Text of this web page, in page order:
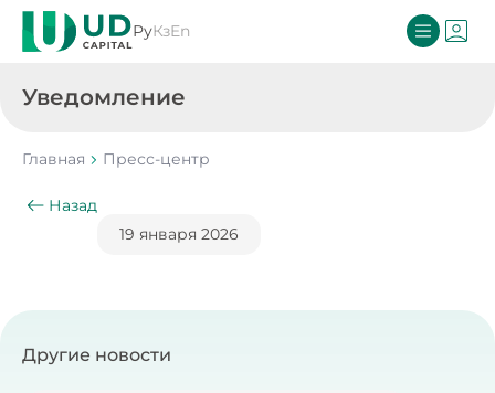
РуКзEn
Уведомление
Главная Пресс-центр
Назад
19 января 2026
Другие новости